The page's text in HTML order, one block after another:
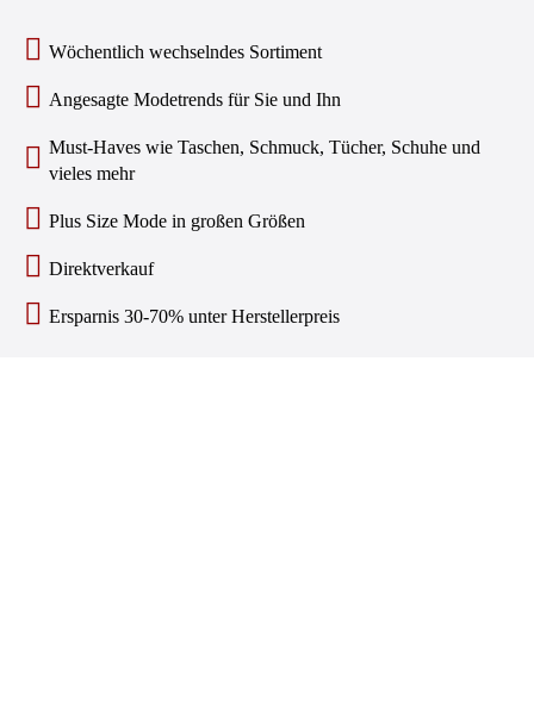
Wöchentlich wechselndes Sortiment
Angesagte Modetrends für Sie und Ihn
Must-Haves wie Taschen, Schmuck, Tücher, Schuhe und
vieles mehr
Plus Size Mode in großen Größen
Direktverkauf
Ersparnis 30-70% unter Herstellerpreis